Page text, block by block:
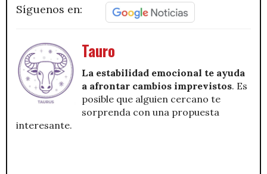
Síguenos en:
Tauro
La estabilidad emocional te ayuda
a afrontar cambios imprevistos. Es
posible que alguien cercano te
sorprenda con una propuesta
interesante.